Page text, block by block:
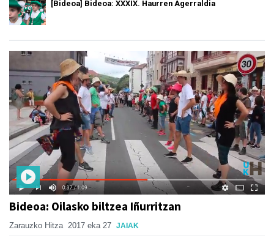
[Bideoa] Bideoa: XXXIX. Haurren Agerraldia
Bideoa: Oilasko biltzea Iñurritzan
Zarauzko Hitza 2017 eka 27 JAIAK